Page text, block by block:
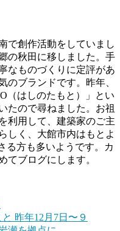
で創作活動をしていまし
の秋田に移しました。手
なものづくりに定評があ
のブランドです。昨年、
（はしのたもと）」とい
たので尋ねました。お祖
利用して、建築家のご主
しく、大館市内はもとよ
る方も多いようです。カ
てブログにします。
昨年12月7日〜９